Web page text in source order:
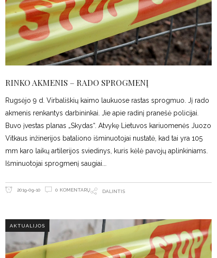
RINKO AKMENIS – RADO SPROGMENĮ
Rugsėjo 9 d. Virbališkių kaimo laukuose rastas sprogmuo. Jį rado
akmenis renkantys darbininkai. Jie apie radinį pranešė policijai.
Buvo įvestas planas „Skydas“. Atvykę Lietuvos kariuomenės Juozo
Vitkaus inžinerijos bataliono išminuotojai nustatė, kad tai yra 105
mm karo laikų artilerijos sviedinys, kuris kėlė pavojų aplinkiniams.
Išminuotojai sprogmenį saugiai
2019-09-10 0 KOMENTARŲ DALINTIS
AKTUALIJOS